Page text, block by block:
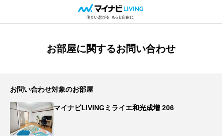
お部屋に関するお問い合わせ
お問い合わせ対象のお部屋
マイナビLIVINGミライエ和光成増 206